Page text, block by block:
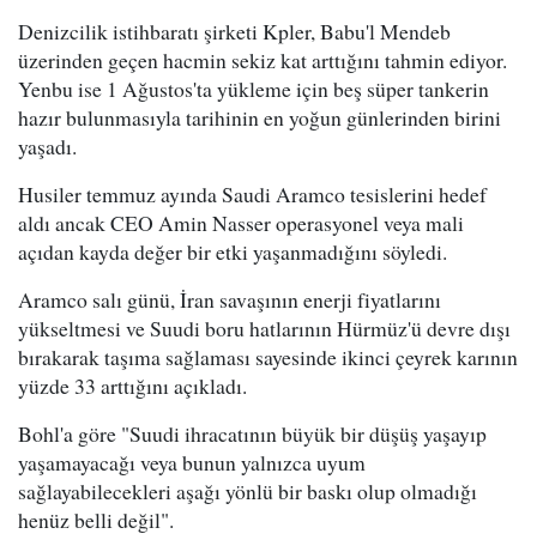
Denizcilik istihbaratı şirketi Kpler, Babu'l Mendeb
üzerinden geçen hacmin sekiz kat arttığını tahmin ediyor.
Yenbu ise 1 Ağustos'ta yükleme için beş süper tankerin
hazır bulunmasıyla tarihinin en yoğun günlerinden birini
yaşadı.
Husiler temmuz ayında Saudi Aramco tesislerini hedef
aldı ancak CEO Amin Nasser operasyonel veya mali
açıdan kayda değer bir etki yaşanmadığını söyledi.
Aramco salı günü, İran savaşının enerji fiyatlarını
yükseltmesi ve Suudi boru hatlarının Hürmüz'ü devre dışı
bırakarak taşıma sağlaması sayesinde ikinci çeyrek karının
yüzde 33 arttığını açıkladı.
Bohl'a göre "Suudi ihracatının büyük bir düşüş yaşayıp
yaşamayacağı veya bunun yalnızca uyum
sağlayabilecekleri aşağı yönlü bir baskı olup olmadığı
henüz belli değil".